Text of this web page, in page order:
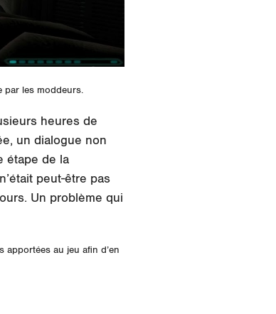
par les moddeurs.
heures de
un dialogue non
étape de la
peut-être pas
Un problème qui
au jeu afin d’en